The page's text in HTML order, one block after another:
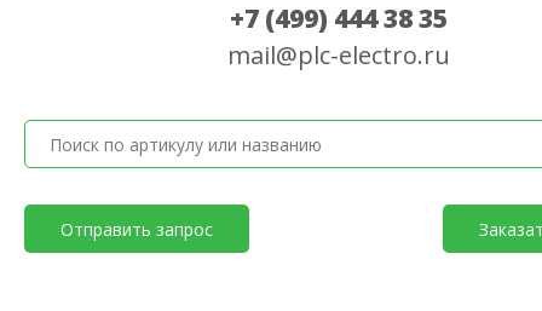
+7 (499) 444 38 35
mail@plc-electro.ru
Отправить запрос